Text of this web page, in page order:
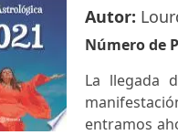
Autor:
Número de
La llegada
entramos